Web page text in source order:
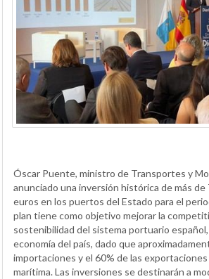
Óscar Puente, ministro de Transportes y
anunciado una inversión histórica de más de
euros en los puertos del Estado para el
plan tiene como objetivo mejorar la
sostenibilidad del sistema portuario español,
economía del país, dado que
importaciones y el 60% de las exportaciones
marítima. Las inversiones se destinarán a